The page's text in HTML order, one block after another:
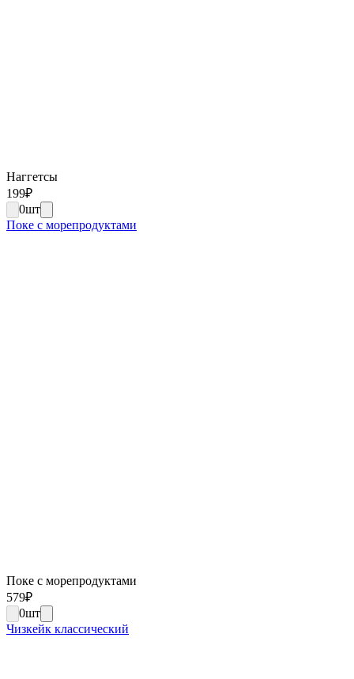
Наггетсы
199₽
0шт
Поке с морепродуктами
Поке с морепродуктами
579₽
0шт
Чизкейк классический